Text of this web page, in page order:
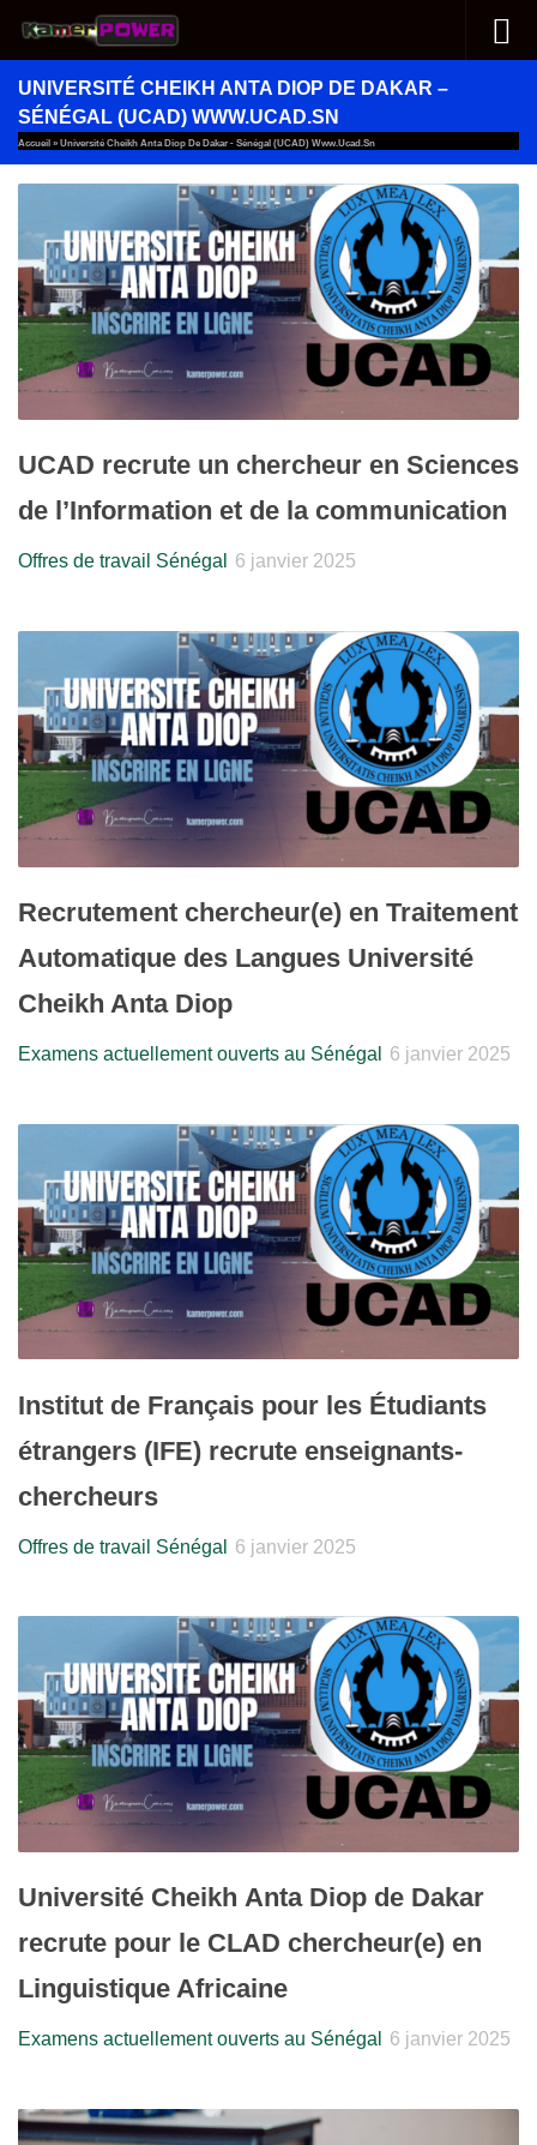
Au dessous du contenu
UNIVERSITÉ CHEIKH ANTA DIOP DE DAKAR –
SÉNÉGAL (UCAD) WWW.UCAD.SN
Accueil » Université Cheikh Anta Diop De Dakar - Sénégal (UCAD) Www.ucad.sn
UCAD recrute un chercheur en Sciences
de l’Information et de la communication
Offres de travail Sénégal 6 janvier 2025
Recrutement chercheur(e) en Traitement
Automatique des Langues Université
Cheikh Anta Diop
Examens actuellement ouverts au Sénégal 6 janvier 2025
Institut de Français pour les Étudiants
étrangers (IFE) recrute enseignants-
chercheurs
Offres de travail Sénégal 6 janvier 2025
Université Cheikh Anta Diop de Dakar
recrute pour le CLAD chercheur(e) en
Linguistique Africaine
Examens actuellement ouverts au Sénégal 6 janvier 2025